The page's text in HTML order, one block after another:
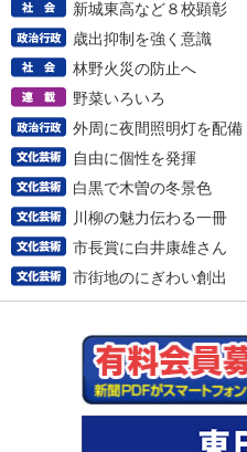
新城東高など８校顕彰
歳出抑制を強く意識
林野火災の防止へ
野菜いろいろ
外周に夜間照明灯を配備
自由に個性を発揮
白黒で木曽の冬景色
川柳の魅力伝わる一冊
市長賞に白井康雄さん
市街地のにぎわい創出